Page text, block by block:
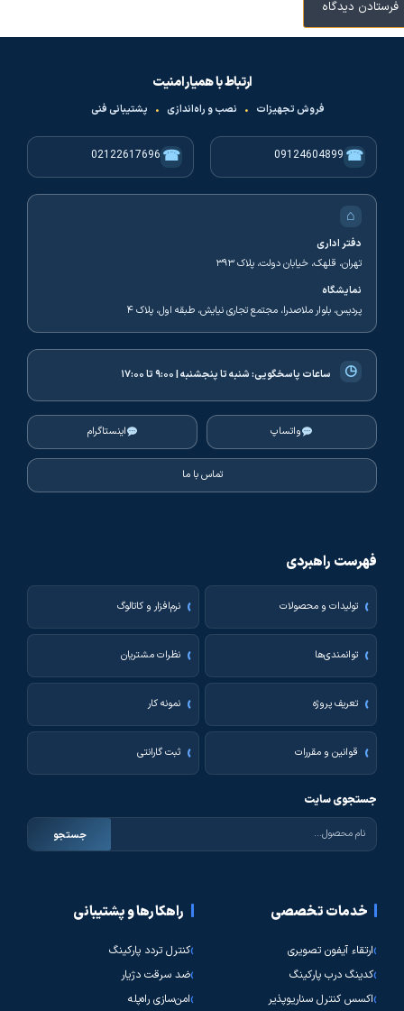
ارتباط با همیار امنیت
فروش تجهیزات • نصب و راه‌اندازی • پشتیبانی فنی
☎
09124604899
☎
02122617696
⌂
دفتر اداری
تهران، قلهک، خیابان دولت، پلاک ۳۹۳
نمایشگاه
پردیس، بلوار ملاصدرا، مجتمع تجاری نیایش، طبقه اول، پلاک ۴
◷ ساعات پاسخگویی:شنبه تا پنجشنبه | ۹:۰۰ تا ۱۷:۰۰
واتساپ اینستاگرام
تماس با ما
فهرست راهبردی
تولیدات و محصولات نرم‌افزار و کاتالوگ
توانمندی‌ها نظرات مشتریان
تعریف پروژه نمونه کار
قوانین و مقررات ثبت گارانتی
جستجوی سایت
جستجو
خدمات تخصصی
ارتقاء آیفون تصویری
کدینگ درب پارکینگ
اکسس کنترل سناریوپذیر
راهکارها و پشتیبانی
کنترل تردد پارکینگ
ضد سرقت دژیار
امن‌سازی راه‌پله